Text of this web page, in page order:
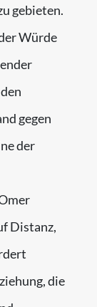
gebieten.
Würde
gegen
der
Distanz,
die